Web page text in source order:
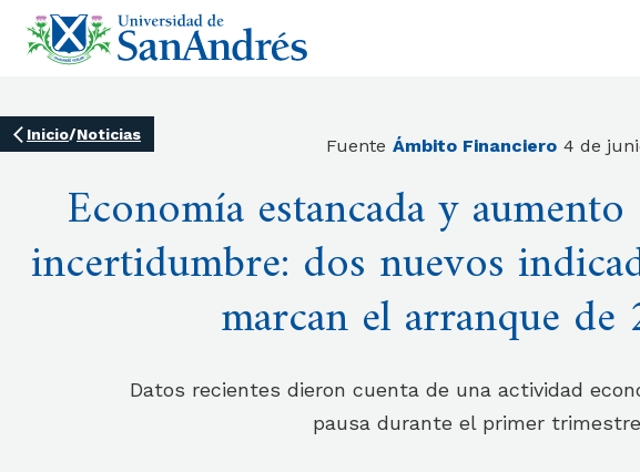
Inicio/Noticias
Fuente Ámbito Financiero 4 de
Economía estancada y
incertidumbre: dos nuevos
marcan el arranque de
Datos recientes dieron cuenta de una actividad
pausa durante el primer